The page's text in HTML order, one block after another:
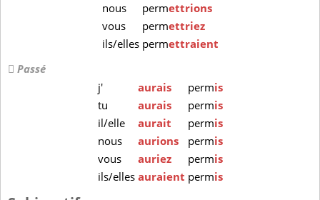
nous
permettrions
vous
permettriez
ils/elles permettraient
Passé
j'
aurais permis
tu
aurais permis
il/elle
aurait permis
nous
aurions permis
vous
auriez permis
ils/elles auraient permis